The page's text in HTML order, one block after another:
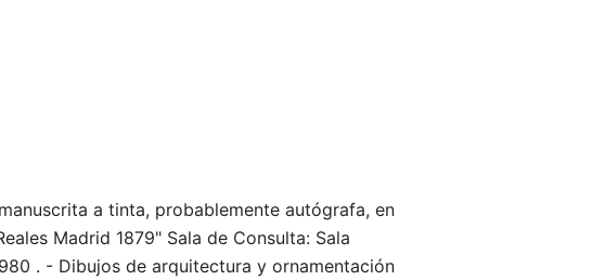
Vigilar Editar
a tinta, probablemente autógrafa, en
Madrid 1879" Sala de Consulta: Sala
. - Dibujos de arquitectura y ornamentación